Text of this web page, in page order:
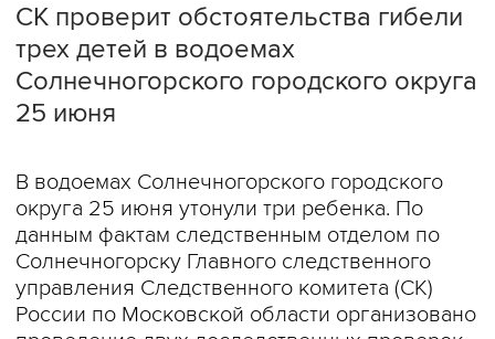
СК проверит обстоятельства гибели
трех детей в водоемах
Солнечногорского городского округа
25 июня
В водоемах Солнечногорского городского
округа 25 июня утонули три ребенка. По
данным фактам следственным отделом по
Солнечногорску Главного следственного
управления Следственного комитета (СК)
России по Московской области организовано